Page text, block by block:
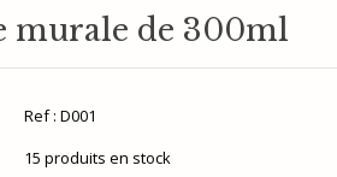
murale de 300ml
Ref : D001
15 produits en stock